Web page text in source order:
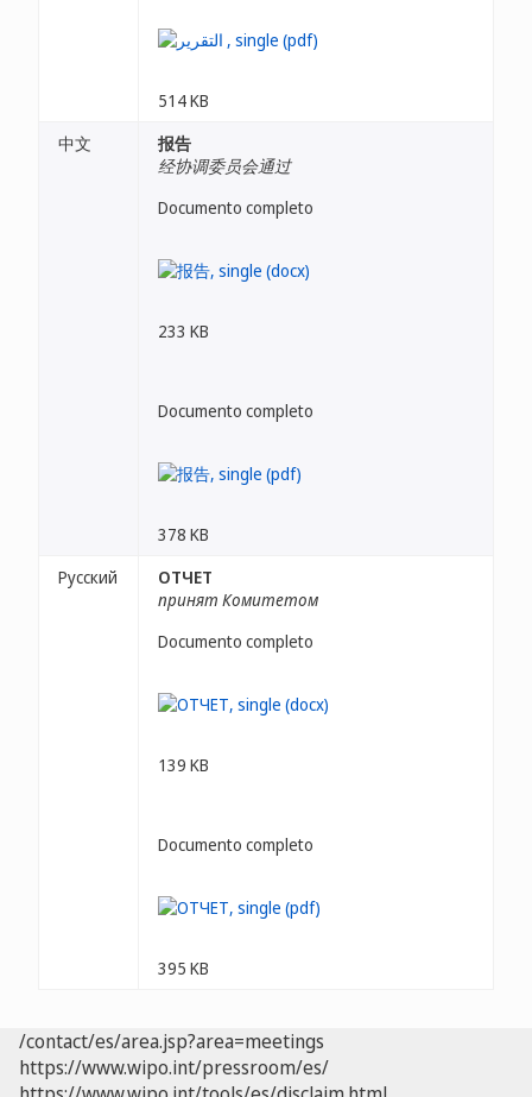
514 KB
中文
报告
经协调委员会通过
Documento completo
233 KB
Documento completo
378 KB
Русский
ОТЧЕТ
принят Комитетом
Documento completo
139 KB
Documento completo
395 KB
/contact/es/area.jsp?area=meetings
https://www.wipo.int/pressroom/es/